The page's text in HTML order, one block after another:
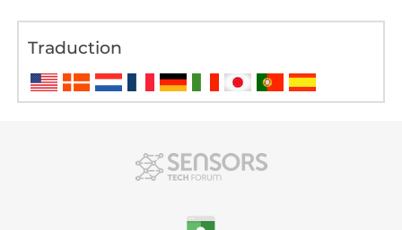
Traduction